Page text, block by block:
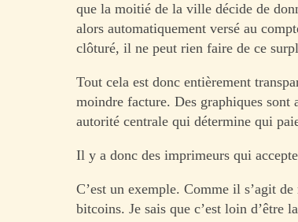
que la moitié de la ville décide de
alors automatiquement versé au
clôturé, il ne peut rien faire de ce
Tout cela est donc entièrement
moindre facture. Des graphiques sont
autorité centrale qui détermine qui
Il y a donc des imprimeurs qui
C’est un exemple. Comme il s’agit
bitcoins. Je sais que c’est loin d’être